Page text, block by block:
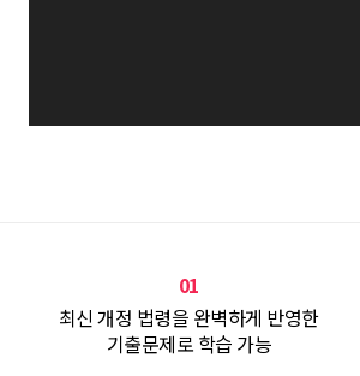
01
최신 개정 법령을 완벽하게 반영한
기출문제로 학습 가능